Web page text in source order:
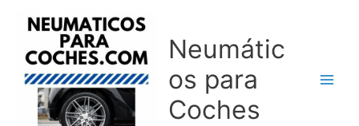
Neumátic
os para
Coches